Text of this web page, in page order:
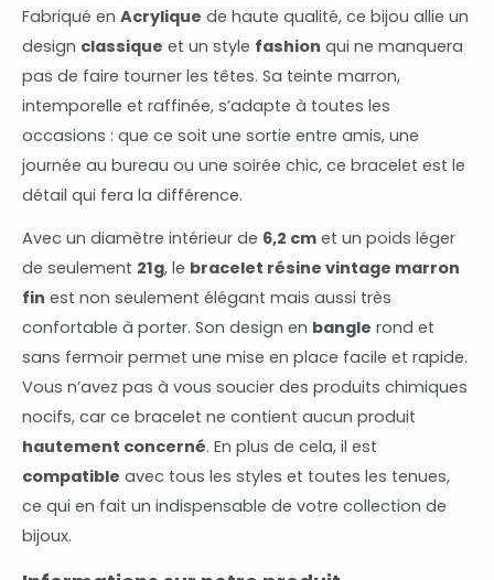
Fabriqué en Acrylique de haute qualité, ce bijou allie un
design classique et un style fashion qui ne manquera
pas de faire tourner les têtes. Sa teinte marron,
intemporelle et raffinée, s’adapte à toutes les
occasions : que ce soit une sortie entre amis, une
journée au bureau ou une soirée chic, ce bracelet est le
détail qui fera la différence.
Avec un diamètre intérieur de 6,2 cm et un poids léger
de seulement 21g, le bracelet résine vintage marron
fin est non seulement élégant mais aussi très
confortable à porter. Son design en bangle rond et
sans fermoir permet une mise en place facile et rapide.
Vous n’avez pas à vous soucier des produits chimiques
nocifs, car ce bracelet ne contient aucun produit
hautement concerné. En plus de cela, il est
compatible avec tous les styles et toutes les tenues,
ce qui en fait un indispensable de votre collection de
bijoux.